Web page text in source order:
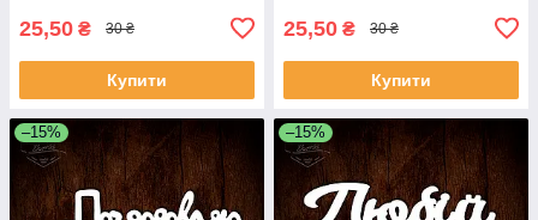
25,50 ₴ 30 ₴
Купити
25,50 ₴ 30 ₴
Купити
–15% –15%